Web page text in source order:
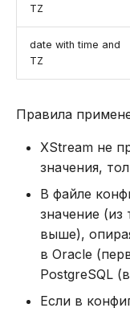
TZ
date with time and
TZ
Правила
XStream не
значения,
В файле
значение (из
выше),
в Oracle
PostgreSQL
Если в